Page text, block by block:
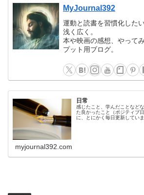
MyJournal392
運動と読書を習慣化したい
浅く広く。
本や映画の感想、やって
プット用ブログ。
日常
感じたこと、学んだことなど
た良かったこと（ポジティブ
に、とにかく毎日更新していま
myjournal392.com